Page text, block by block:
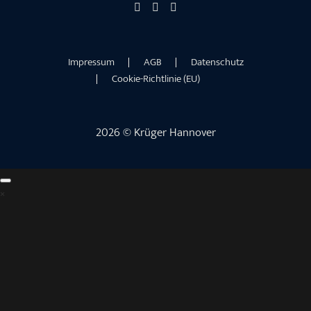
Impressum AGB
Datenschutz
Cookie-Richtlinie (EU)
2026 © Krüger Hannover
×